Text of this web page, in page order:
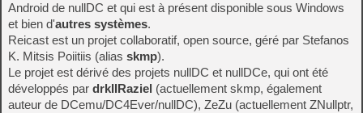
Android de nullDC et qui est à présent disponible sous Windows
et bien d'autres systèmes.
Reicast est un projet collaboratif, open source, géré par Stefanos
K. Mitsis Poiitiis (alias skmp).
Le projet est dérivé des projets nullDC et nullDCe, qui ont été
développés par drkIIRaziel (actuellement skmp, également
auteur de DCemu/DC4Ever/nullDC), ZeZu (actuellement ZNullptr,